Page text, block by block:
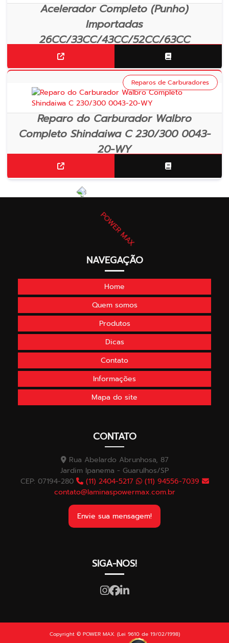
Acelerador Completo (Punho)
Importadas
26CC/33CC/43CC/52CC/63CC
Reparo do Carburador Walbro
Completo Shindaiwa C 230/300 0043-
20-WY
Reparos de Carburadores
NAVEGAÇÃO
Home
Quem somos
Produtos
Dicas
Contato
Informações
Mapa do site
CONTATO
Rua Abelardo Abrunhosa, 87
Jardim Ipanema - Guarulhos/SP
CEP: 07194-280
(11) 2404-5217
(11) 94556-7039
contato@laminaspowermax.com.br
Envie sua mensagem!
SIGA-NOS!
Copyright © POWER MAX. (Lei 9610 de 19/02/1998)